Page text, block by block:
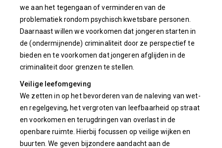
we aan het tegengaan of verminderen van de
problematiek rondom psychisch kwetsbare personen.
Daarnaast willen we voorkomen dat jongeren starten in
de (ondermijnende) criminaliteit door ze perspectief te
bieden en te voorkomen dat jongeren afglijden in de
criminaliteit door grenzen te stellen.
Veilige leefomgeving
We zetten in op het bevorderen van de naleving van wet-
en regelgeving, het vergroten van leefbaarheid op straat
en voorkomen en terugdringen van overlast in de
openbare ruimte. Hierbij focussen op veilige wijken en
buurten. We geven bijzondere aandacht aan de